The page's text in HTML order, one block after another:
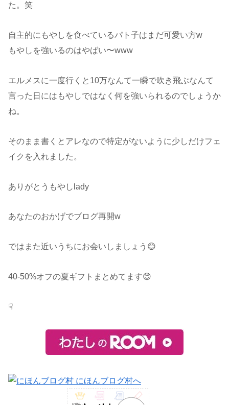
た。笑
自主的にもやしを食べているパト子はまだ可愛い方w
もやしを強いるのはやばい〜www
エルメスに一度行くと10万なんて一瞬で吹き飛ぶなんて
言った日にはもやしではなく何を強いられるのでしょうか
ね。
そのまま書くとアレなので特定がないように少しだけフェ
イクを入れました。
ありがとうもやしlady
あなたのおかげでブログ再開w
ではまた近いうちにお会いしましょう😊
40-50%オフの夏ギフトまとめてます😊
☟